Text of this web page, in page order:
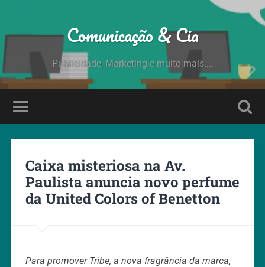
Comunicação & Cia
Publicidade, Marketing e muito mais....
Caixa misteriosa na Av.
Paulista anuncia novo perfume
da United Colors of Benetton
Para promover Tribe, a nova fragrância da marca,